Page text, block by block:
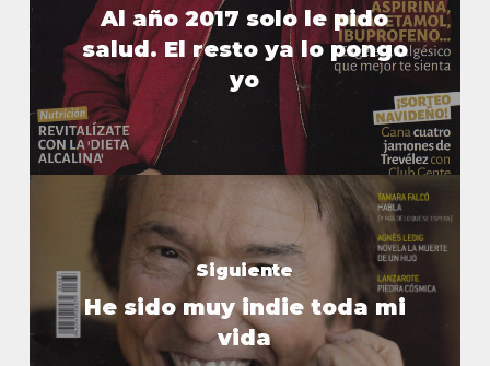
Al año 2017 solo le pido
salud. El resto ya lo pongo
yo
Siguiente
He sido muy indie toda mi
vida